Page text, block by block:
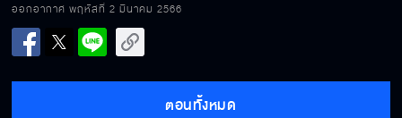
ออกอากาศ พฤหัสที่ 2 มีนาคม 2566
ตอนทั้งหมด